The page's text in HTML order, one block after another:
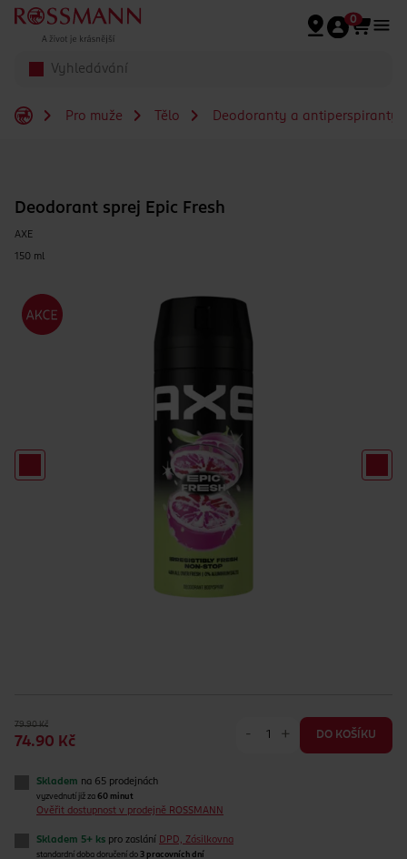
Přeskočit na hlavmní obsah
0
Pro muže Tělo Deodoranty a antiperspiranty
Deodorant sprej Epic Fresh
AXE
150 ml
79.90 Kč
74.90 Kč
- + DO KOŠÍKU
Skladem na 65 prodejnách
vyzvednutí již za 60 minut
Ověřit dostupnost v prodejně ROSSMANN
Skladem 5+ ks pro zaslání DPD, Zásilkovna
standardní doba doručení do 3 pracovních dní